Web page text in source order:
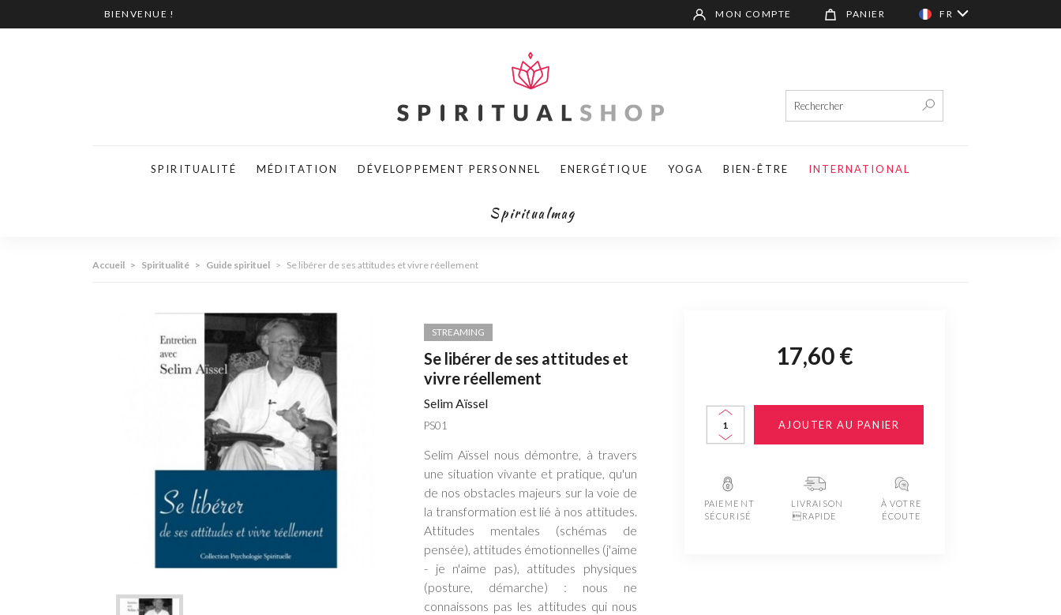
BIENVENUE ! MON COMPTE PANIER FR
SPIRITUALITÉ MÉDITATION DÉVELOPPEMENT PERSONNEL ENERGÉTIQUE YOGA BIEN-ÊTRE INTERNATIONAL
Spiritualmag
Accueil > Spiritualité > Guide spirituel > Se libérer de ses attitudes et vivre réellement
STREAMING
Se libérer de ses attitudes et
vivre réellement
Selim Aïssel
PS01
Selim Aïssel nous démontre, à travers
une situation vivante et pratique, qu'un
de nos obstacles majeurs sur la voie de
la transformation est lié à nos attitudes.
Attitudes mentales (schémas de
pensée), attitudes émotionnelles (j'aime
- je n'aime pas), attitudes physiques
(posture, démarche) : nous ne
connaissons pas les attitudes qui nous
17,60 €
AJOUTER AU PANIER
PAIEMENT
SÉCURISÉ
LIVRAISON
RAPIDE
À VOTRE
ÉCOUTE